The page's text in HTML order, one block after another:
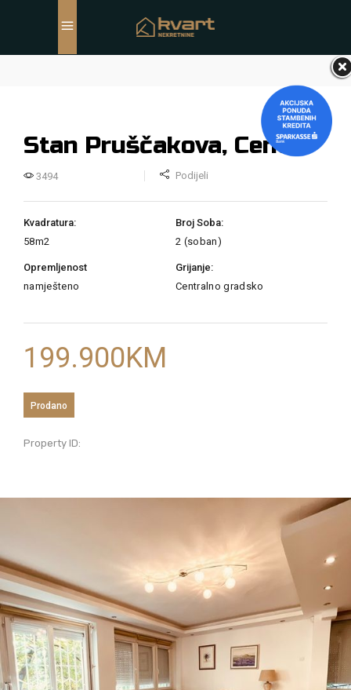
Stan Pruščakova, Centar
3494 Podijeli
Kvadratura:
58m2
Broj Soba:
2 (soban)
Opremljenost
namješteno
Grijanje:
Centralno gradsko
199.900KM
Prodano
Property ID: